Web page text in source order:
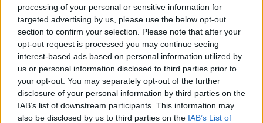
processing of your personal or sensitive information for
targeted advertising by us, please use the below opt-out
section to confirm your selection. Please note that after your
opt-out request is processed you may continue seeing
interest-based ads based on personal information utilized by
us or personal information disclosed to third parties prior to
your opt-out. You may separately opt-out of the further
disclosure of your personal information by third parties on the
IAB’s list of downstream participants. This information may
also be disclosed by us to third parties on the IAB’s List of
002
2012-7-5 10:40:10
egy kis segítséget szeretnék kérni: nekem ilyen készülékem van, és
nem írja ki híváskor, hogy ki hív, pedig a név, és a szám bennvan a
telefonkönyvbe. tök mindegy ki hív azt irja ki hogy ismeretlen..ezt
hogy lehet megoldani???